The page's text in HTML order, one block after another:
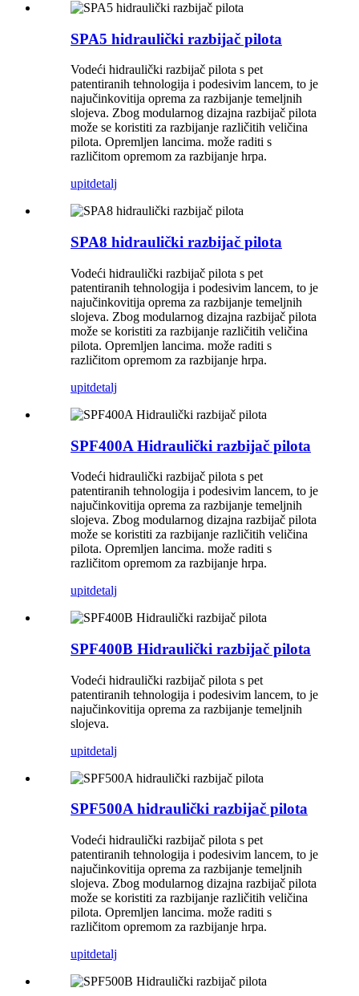
SPA5 hidraulički razbijač pilota
Vodeći hidraulički razbijač pilota s pet
patentiranih tehnologija i podesivim lancem, to je
najučinkovitija oprema za razbijanje temeljnih
slojeva. Zbog modularnog dizajna razbijač pilota
može se koristiti za razbijanje različitih veličina
pilota. Opremljen lancima. može raditi s
različitom opremom za razbijanje hrpa.
upitdetalj
SPA8 hidraulički razbijač pilota
Vodeći hidraulički razbijač pilota s pet
patentiranih tehnologija i podesivim lancem, to je
najučinkovitija oprema za razbijanje temeljnih
slojeva. Zbog modularnog dizajna razbijač pilota
može se koristiti za razbijanje različitih veličina
pilota. Opremljen lancima. može raditi s
različitom opremom za razbijanje hrpa.
upitdetalj
SPF400A Hidraulički razbijač pilota
Vodeći hidraulički razbijač pilota s pet
patentiranih tehnologija i podesivim lancem, to je
najučinkovitija oprema za razbijanje temeljnih
slojeva. Zbog modularnog dizajna razbijač pilota
može se koristiti za razbijanje različitih veličina
pilota. Opremljen lancima. može raditi s
različitom opremom za razbijanje hrpa.
upitdetalj
SPF400B Hidraulički razbijač pilota
Vodeći hidraulički razbijač pilota s pet
patentiranih tehnologija i podesivim lancem, to je
najučinkovitija oprema za razbijanje temeljnih
slojeva.
upitdetalj
SPF500A hidraulički razbijač pilota
Vodeći hidraulički razbijač pilota s pet
patentiranih tehnologija i podesivim lancem, to je
najučinkovitija oprema za razbijanje temeljnih
slojeva. Zbog modularnog dizajna razbijač pilota
može se koristiti za razbijanje različitih veličina
pilota. Opremljen lancima. može raditi s
različitom opremom za razbijanje hrpa.
upitdetalj